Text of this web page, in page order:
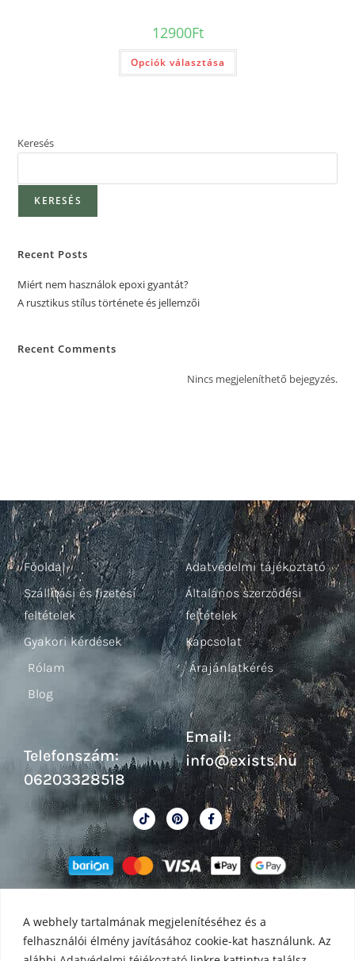
A webhely tartalmának megjelenítéséhez és a
felhasználói élmény javításához cookie-kat használunk. Az
12900Ft
Opciók választása
Keresés
KERESÉS
Recent Posts
Miért nem használok epoxi gyantát?
A rusztikus stílus története és jellemzői
Recent Comments
Nincs megjeleníthető bejegyzés.
Főoldal
Szállítási és fizetési
feltételek
Gyakori kérdések
Rólam
Blog
Telefonszám:
06203328518
Adatvédelmi tájékoztató
Általános szerződési
feltételek
Kapcsolat
Árajánlatkérés
Email:
info@exists.hu